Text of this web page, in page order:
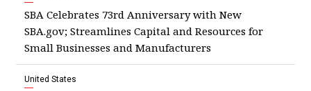
SBA Celebrates 73rd Anniversary with New
SBA.gov; Streamlines Capital and Resources for
Small Businesses and Manufacturers
United States